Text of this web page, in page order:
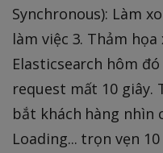
Synchronous): Làm
làm việc 3. Thảm
Elasticsearch hôm
request mất 10 giây.
bắt khách hàng nhìn
Loading... trọn vẹn